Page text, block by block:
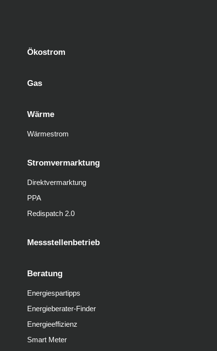
Ökostrom
Gas
Wärme
Wärmestrom
Stromvermarktung
Direktvermarktung
PPA
Redispatch 2.0
Messstellenbetrieb
Beratung
Energiespartipps
Energieberater-Finder
Energieeffizienz
Smart Meter